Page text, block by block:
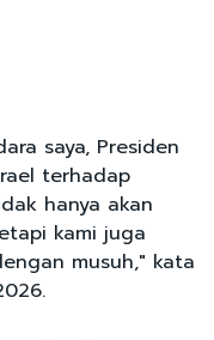
saya, Presiden
terhadap
hanya akan
kami juga
musuh," kata